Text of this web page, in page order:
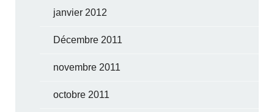
janvier 2012
Décembre 2011
novembre 2011
octobre 2011